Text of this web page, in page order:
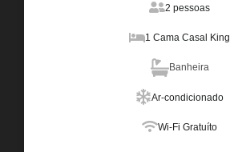
2 pessoas
1 Cama Casal King
Banheira
Ar-condicionado
Wi-Fi Gratuíto